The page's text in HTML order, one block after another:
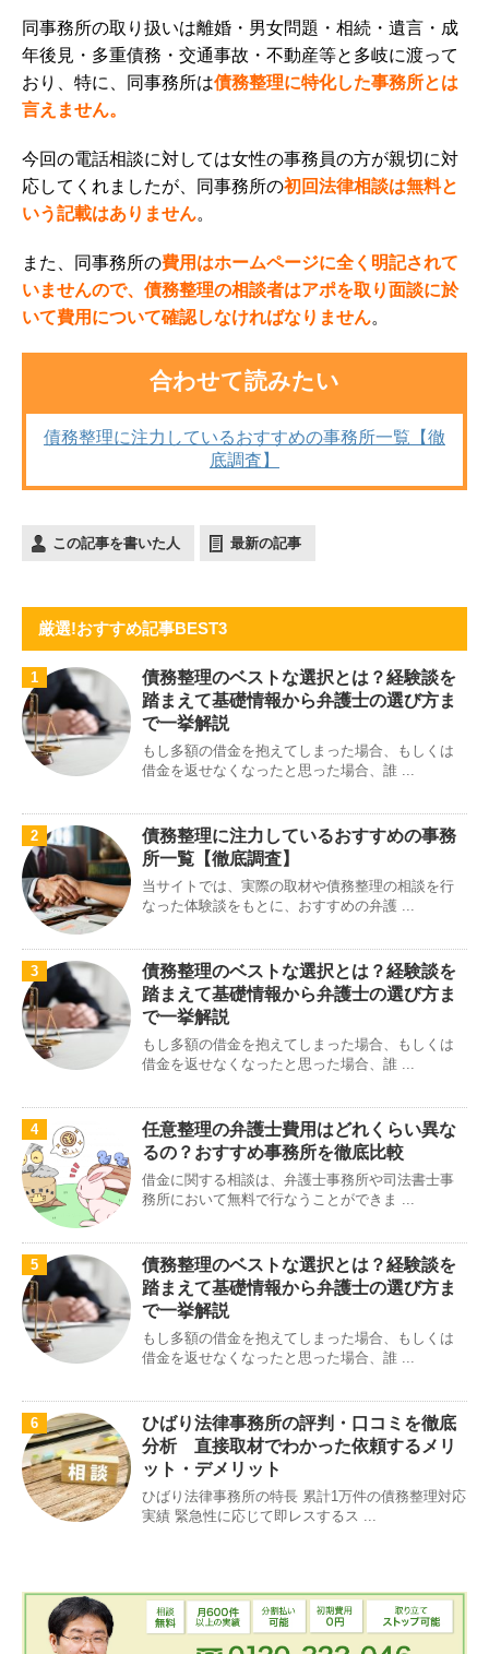
同事務所の取り扱いは離婚・男女問題・相続・遺言・成
年後見・多重債務・交通事故・不動産等と多岐に渡って
おり、特に、同事務所は債務整理に特化した事務所とは
言えません。
今回の電話相談に対しては女性の事務員の方が親切に対
応してくれましたが、同事務所の初回法律相談は無料と
いう記載はありません。
また、同事務所の費用はホームページに全く明記されて
いませんので、債務整理の相談者はアポを取り面談に於
いて費用について確認しなければなりません。
合わせて読みたい
債務整理に注力しているおすすめの事務所一覧【徹
底調査】
この記事を書いた人 最新の記事
厳選!おすすめ記事BEST3
1
債務整理のベストな選択とは？経験談を
踏まえて基礎情報から弁護士の選び方ま
で一挙解説
もし多額の借金を抱えてしまった場合、もしくは
借金を返せなくなったと思った場合、誰 ...
2
債務整理に注力しているおすすめの事務
所一覧【徹底調査】
当サイトでは、実際の取材や債務整理の相談を行
なった体験談をもとに、おすすめの弁護 ...
3
債務整理のベストな選択とは？経験談を
踏まえて基礎情報から弁護士の選び方ま
で一挙解説
もし多額の借金を抱えてしまった場合、もしくは
借金を返せなくなったと思った場合、誰 ...
4
任意整理の弁護士費用はどれくらい異な
るの？おすすめ事務所を徹底比較
借金に関する相談は、弁護士事務所や司法書士事
務所において無料で行なうことができま ...
5
債務整理のベストな選択とは？経験談を
踏まえて基礎情報から弁護士の選び方ま
で一挙解説
もし多額の借金を抱えてしまった場合、もしくは
借金を返せなくなったと思った場合、誰 ...
6
ひばり法律事務所の評判・口コミを徹底
分析 直接取材でわかった依頼するメリ
ット・デメリット
ひばり法律事務所の特長 累計1万件の債務整理対応
実績 緊急性に応じて即レスするス ...